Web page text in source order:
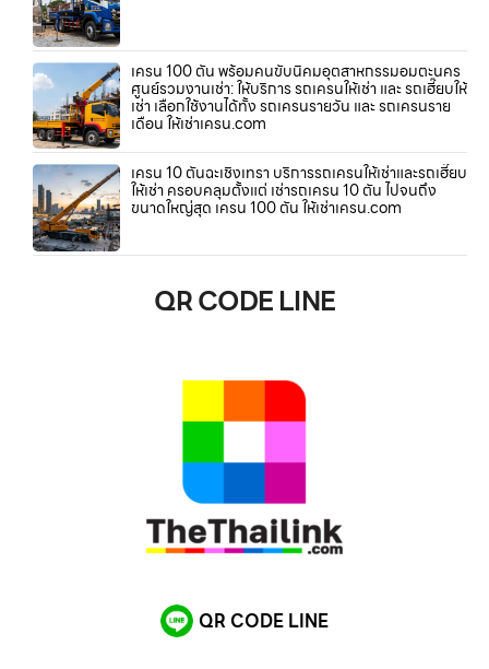
เครน 100 ตัน พร้อมคนขับนิคมอุตสาหกรรมอมตะนคร
ศูนย์รวมงานเช่า: ให้บริการ รถเครนให้เช่า และ รถเฮี๊ยบให้
เช่า เลือกใช้งานได้ทั้ง รถเครนรายวัน และ รถเครนราย
เดือน ให้เช่าเครน.com
เครน 10 ตันฉะเชิงเทรา บริการรถเครนให้เช่าและรถเฮี๊ยบ
ให้เช่า ครอบคลุมตั้งแต่ เช่ารถเครน 10 ตัน ไปจนถึง
ขนาดใหญ่สุด เครน 100 ตัน ให้เช่าเครน.com
QR CODE LINE
QR CODE LINE